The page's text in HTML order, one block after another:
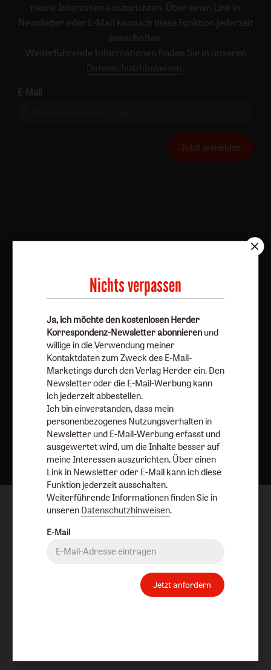
meine Interessen auszurichten. Über einen Link in
Newsletter oder E-Mail kann ich diese Funktion jederzeit
ausschalten.
Weiterführende Informationen finden Sie in unseren
Datenschutzhinweisen .
E-Mail
Jetzt anmelden
Vertrag widerrufen Abo online kündigen
Nach oben
Nichts verpassen
Ja, ich möchte den kostenlosen Herder
Korrespondenz-Newsletter abonnieren und
willige in die Verwendung meiner
Kontaktdaten zum Zweck des E-Mail-
Marketings durch den Verlag Herder ein. Den
Newsletter oder die E-Mail-Werbung kann
ich jederzeit abbestellen.
Ich bin einverstanden, dass mein
personenbezogenes Nutzungsverhalten in
Newsletter und E-Mail-Werbung erfasst und
ausgewertet wird, um die Inhalte besser auf
meine Interessen auszurichten. Über einen
Link in Newsletter oder E-Mail kann ich diese
Funktion jederzeit ausschalten.
Weiterführende Informationen finden Sie in
unseren Datenschutzhinweisen.
E-Mail
Jetzt anfordern